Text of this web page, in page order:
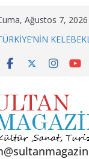
Ağustos 7, 2026
HAK EDİYOR”
BGC’DEN